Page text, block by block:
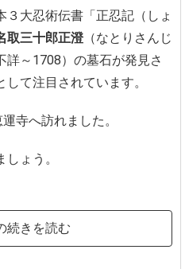
大忍術伝書「正忍記（しょ
取三十郎正澄（なとりさんじ
詳～1708）の墓石が発見さ
て注目されています。
運寺へ訪れました。
ょう。
続きを読む